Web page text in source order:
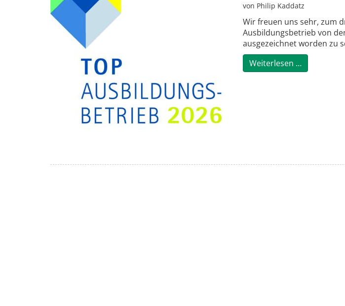
von Philip Kaddatz
Wir freuen uns sehr, zum
Ausbildungsbetrieb von
ausgezeichnet worden zu
Weiterlesen …Wir sind